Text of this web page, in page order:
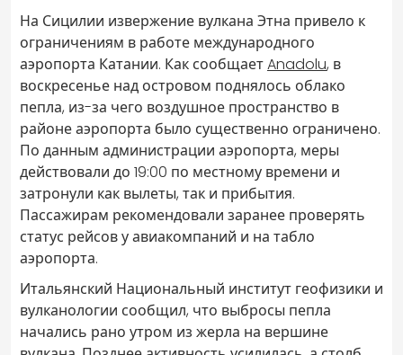
На Сицилии извержение вулкана Этна привело к
ограничениям в работе международного
аэропорта Катании. Как сообщаетAnadolu, в
воскресенье над островом поднялось облако
пепла, из-за чего воздушное пространство в
районе аэропорта было существенно ограничено.
По данным администрации аэропорта, меры
действовали до 19:00 по местному времени и
затронули как вылеты, так и прибытия.
Пассажирам рекомендовали заранее проверять
статус рейсов у авиакомпаний и на табло
аэропорта.
Итальянский Национальный институт геофизики и
вулканологии сообщил, что выбросы пепла
начались рано утром из жерла на вершине